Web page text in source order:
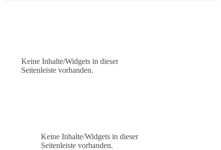
Keine Inhalte/Widgets in dieser
Seitenleiste vorhanden.
Keine Inhalte/Widgets in dieser
Seitenleiste vorhanden.